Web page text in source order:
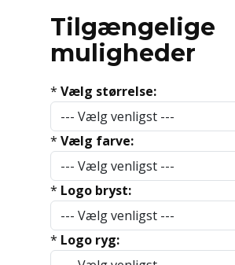
Tilgængelige
muligheder
* Vælg størrelse:
* Vælg farve:
* Logo bryst:
* Logo ryg: